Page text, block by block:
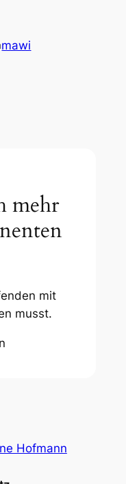
mawi
mehr
mit
musst.
Hofmann